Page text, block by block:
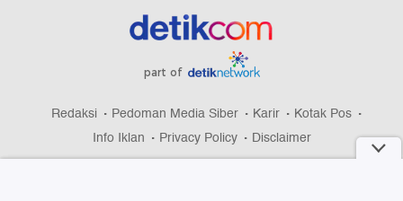
part of
Redaksi Pedoman Media Siber Karir
Kotak Pos
Info Iklan
Privacy Policy Disclaimer